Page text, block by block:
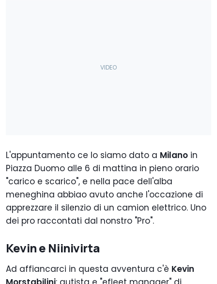
L'appuntamento ce lo siamo dato a Milano in
Piazza Duomo alle 6 di mattina in pieno orario
"carico e scarico", e nella pace dell'alba
meneghina abbiao avuto anche l'occazione di
apprezzare il silenzio di un camion elettrico. Uno
dei pro raccontati dal nonstro "Pro".
Kevin e Niinivirta
Ad affiancarci in questa avventura c'è Kevin